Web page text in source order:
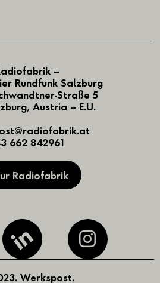
–
Rundfunk Salzburg
Straße 5
Austria – E.U.
662 842961
Radiofabrik
Werkspost.